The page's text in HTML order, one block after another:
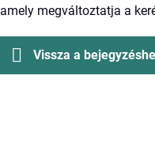
amely megváltoztatja a
Vissza a